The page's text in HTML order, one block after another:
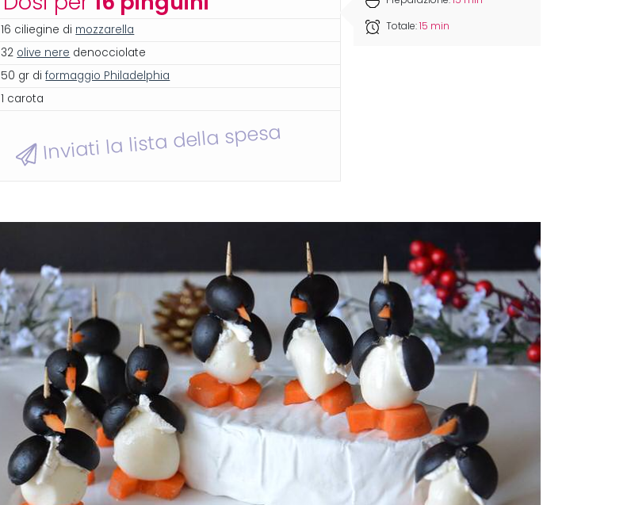
16 ciliegine di mozzarella
32 olive nere denocciolate
50 gr diformaggio Philadelphia
1 carota
Inviati la lista della spesa
Totale:15 min